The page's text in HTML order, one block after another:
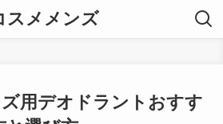
スメメンズ
用デオドラントおすす